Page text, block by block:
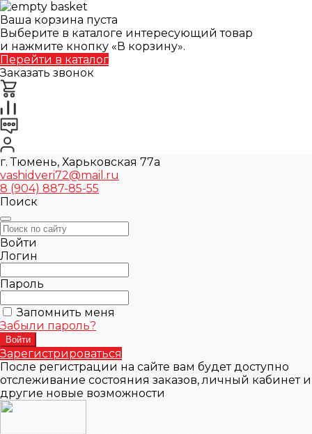
Ваша корзина пуста
Выберите в каталоге интересующий товар
и нажмите кнопку «В корзину».
Перейти в каталог
Заказать звонок
г. Тюмень, Харьковская 77а
vashidveri72@mail.ru
8 (904) 887-85-55
Поиск
Войти
Логин
Пароль
Запомнить меня
Забыли пароль?
Зарегистрироваться
После регистрации на сайте вам будет доступно
отслеживание состояния заказов, личный кабинет и
другие новые возможности